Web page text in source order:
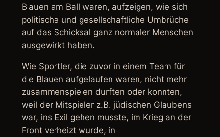
Blauen am Ball waren, aufzeigen, wie sich
politische und gesellschaftliche Umbrüche
auf das Schicksal ganz normaler Menschen
ausgewirkt haben.
Wie Sportler, die zuvor in einem Team für
die Blauen aufgelaufen waren, nicht mehr
zusammenspielen durften oder konnten,
weil der Mitspieler z.B. jüdischen Glaubens
war, ins Exil gehen musste, im Krieg an der
Front verheizt wurde, in